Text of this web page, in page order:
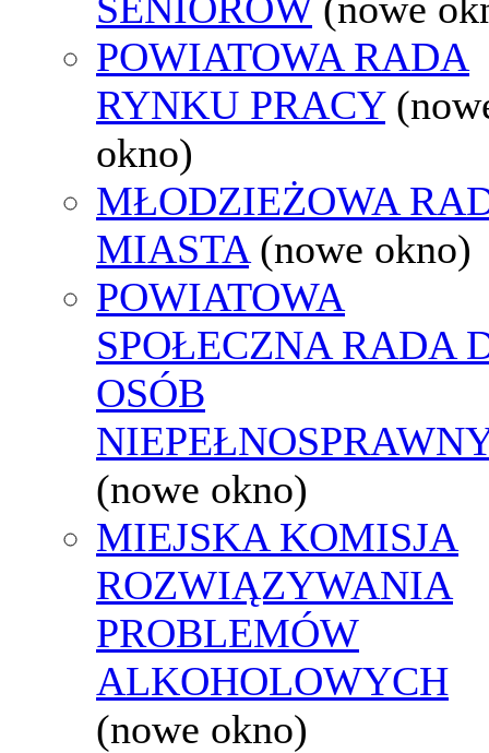
POWIATOWA RADA
RYNKU PRACY
okno)
MŁODZIEŻOWA
MIASTA (nowe okno)
POWIATOWA
SPOŁECZNA RADA
OSÓB
(nowe okno)
MIEJSKA KOMISJA
ROZWIĄZYWANIA
PROBLEMÓW
ALKOHOLOWYCH
(nowe okno)